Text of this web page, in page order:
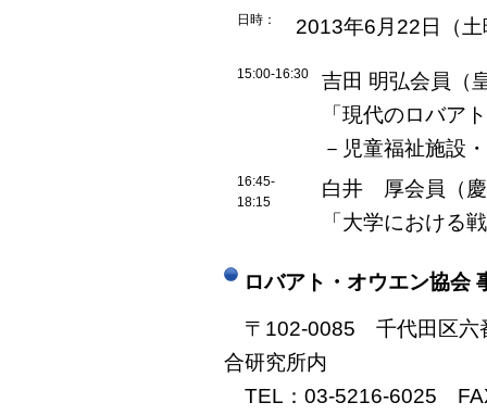
日時： 2013年6月22日（
15:00-16:30
吉田 明弘会員（
「現代のロバア
－児童福祉施設
16:45-
18:15
白井 厚会員（
「大学における
ロバアト・オウエン協会
〒102-0085 千代田区六
合研究所内
TEL：03-5216-6025